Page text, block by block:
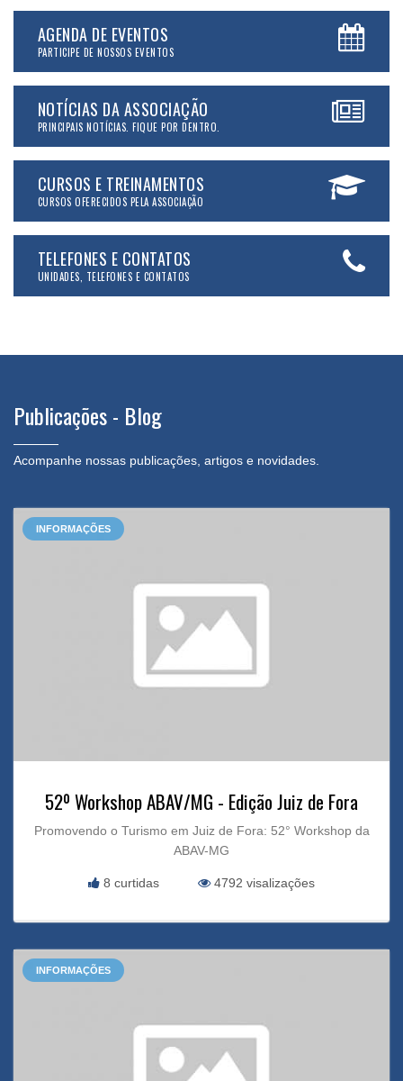
AGENDA DE EVENTOS
PARTICIPE DE NOSSOS EVENTOS
NOTÍCIAS DA ASSOCIAÇÃO
PRINCIPAIS NOTÍCIAS. FIQUE POR DENTRO.
CURSOS E TREINAMENTOS
CURSOS OFERECIDOS PELA ASSOCIAÇÃO
TELEFONES E CONTATOS
UNIDADES, TELEFONES E CONTATOS
Publicações - Blog
Acompanhe nossas publicações, artigos e novidades.
INFORMAÇÕES
52º Workshop ABAV/MG - Edição Juiz de Fora
Promovendo o Turismo em Juiz de Fora: 52° Workshop da
ABAV-MG
8 curtidas 4792 visalizações
INFORMAÇÕES